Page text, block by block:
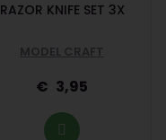
RAZOR KNIFE SET 3X
MODEL CRAFT
3,95